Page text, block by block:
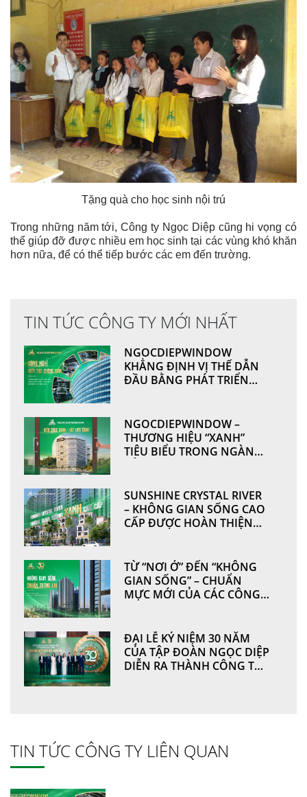
Tặng quà cho học sinh nội trú
Trong những năm tới, Công ty Ngọc Diệp cũng hi vọng có
thể giúp đỡ được nhiều em học sinh tại các vùng khó khăn
hơn nữa, để có thể tiếp bước các em đến trường.
TIN TỨC CÔNG TY MỚI NHẤT
NGOCDIEPWINDOW
KHẲNG ĐỊNH VỊ THẾ DẪN
ĐẦU BẰNG PHÁT TRIỂN
NGOCDIEPWINDOW –
THƯƠNG HIỆU “XANH”
TIÊU BIỂU TRONG NGÀNH
SUNSHINE CRYSTAL RIVER
– KHÔNG GIAN SỐNG CAO
CẤP ĐƯỢC HOÀN THIỆN
NGOCDIEPWINDOW
TỪ “NƠI Ở” ĐẾN “KHÔNG
GIAN SỐNG” – CHUẨN
MỰC MỚI CỦA CÁC CÔNG
ĐẠI LỄ KỶ NIỆM 30 NĂM
CỦA TẬP ĐOÀN NGỌC DIỆP
DIỄN RA THÀNH CÔNG TỐT
TIN TỨC CÔNG TY LIÊN QUAN